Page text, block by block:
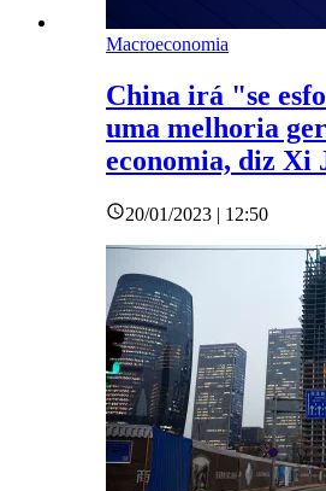
Macroeconomia
China irá "se
uma melhoria
economia, diz Xi
20/01/2023 | 12:50